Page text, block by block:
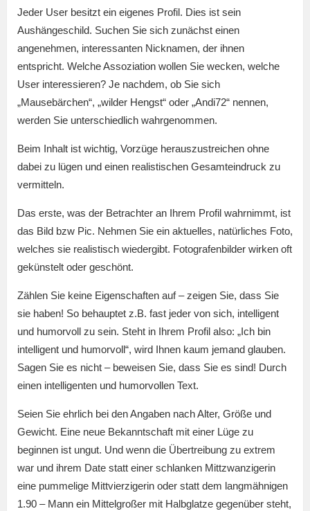
Jeder User besitzt ein eigenes Profil. Dies ist sein
Aushängeschild. Suchen Sie sich zunächst einen
angenehmen, interessanten Nicknamen, der ihnen
entspricht. Welche Assoziation wollen Sie wecken, welche
User interessieren? Je nachdem, ob Sie sich
„Mausebärchen“, „wilder Hengst“ oder „Andi72“ nennen,
werden Sie unterschiedlich wahrgenommen.
Beim Inhalt ist wichtig, Vorzüge herauszustreichen ohne
dabei zu lügen und einen realistischen Gesamteindruck zu
vermitteln.
Das erste, was der Betrachter an Ihrem Profil wahrnimmt, ist
das Bild bzw Pic. Nehmen Sie ein aktuelles, natürliches Foto,
welches sie realistisch wiedergibt. Fotografenbilder wirken oft
gekünstelt oder geschönt.
Zählen Sie keine Eigenschaften auf – zeigen Sie, dass Sie
sie haben! So behauptet z.B. fast jeder von sich, intelligent
und humorvoll zu sein. Steht in Ihrem Profil also: „Ich bin
intelligent und humorvoll“, wird Ihnen kaum jemand glauben.
Sagen Sie es nicht – beweisen Sie, dass Sie es sind! Durch
einen intelligenten und humorvollen Text.
Seien Sie ehrlich bei den Angaben nach Alter, Größe und
Gewicht. Eine neue Bekanntschaft mit einer Lüge zu
beginnen ist ungut. Und wenn die Übertreibung zu extrem
war und ihrem Date statt einer schlanken Mittzwanzigerin
eine pummelige Mittvierzigerin oder statt dem langmähnigen
1.90 – Mann ein Mittelgroßer mit Halbglatze gegenüber steht,